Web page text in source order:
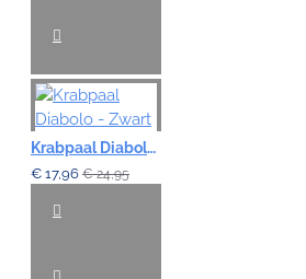
Krabpaal Diabolo - Zwart
€ 17,96 € 24,95